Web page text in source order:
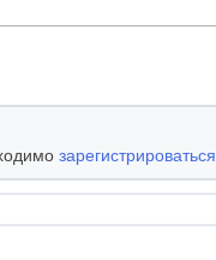
зарегистрироваться